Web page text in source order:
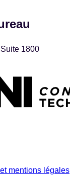
1800
mentions légales